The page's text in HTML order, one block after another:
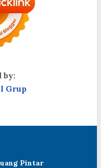
by:
Grup
Pintar